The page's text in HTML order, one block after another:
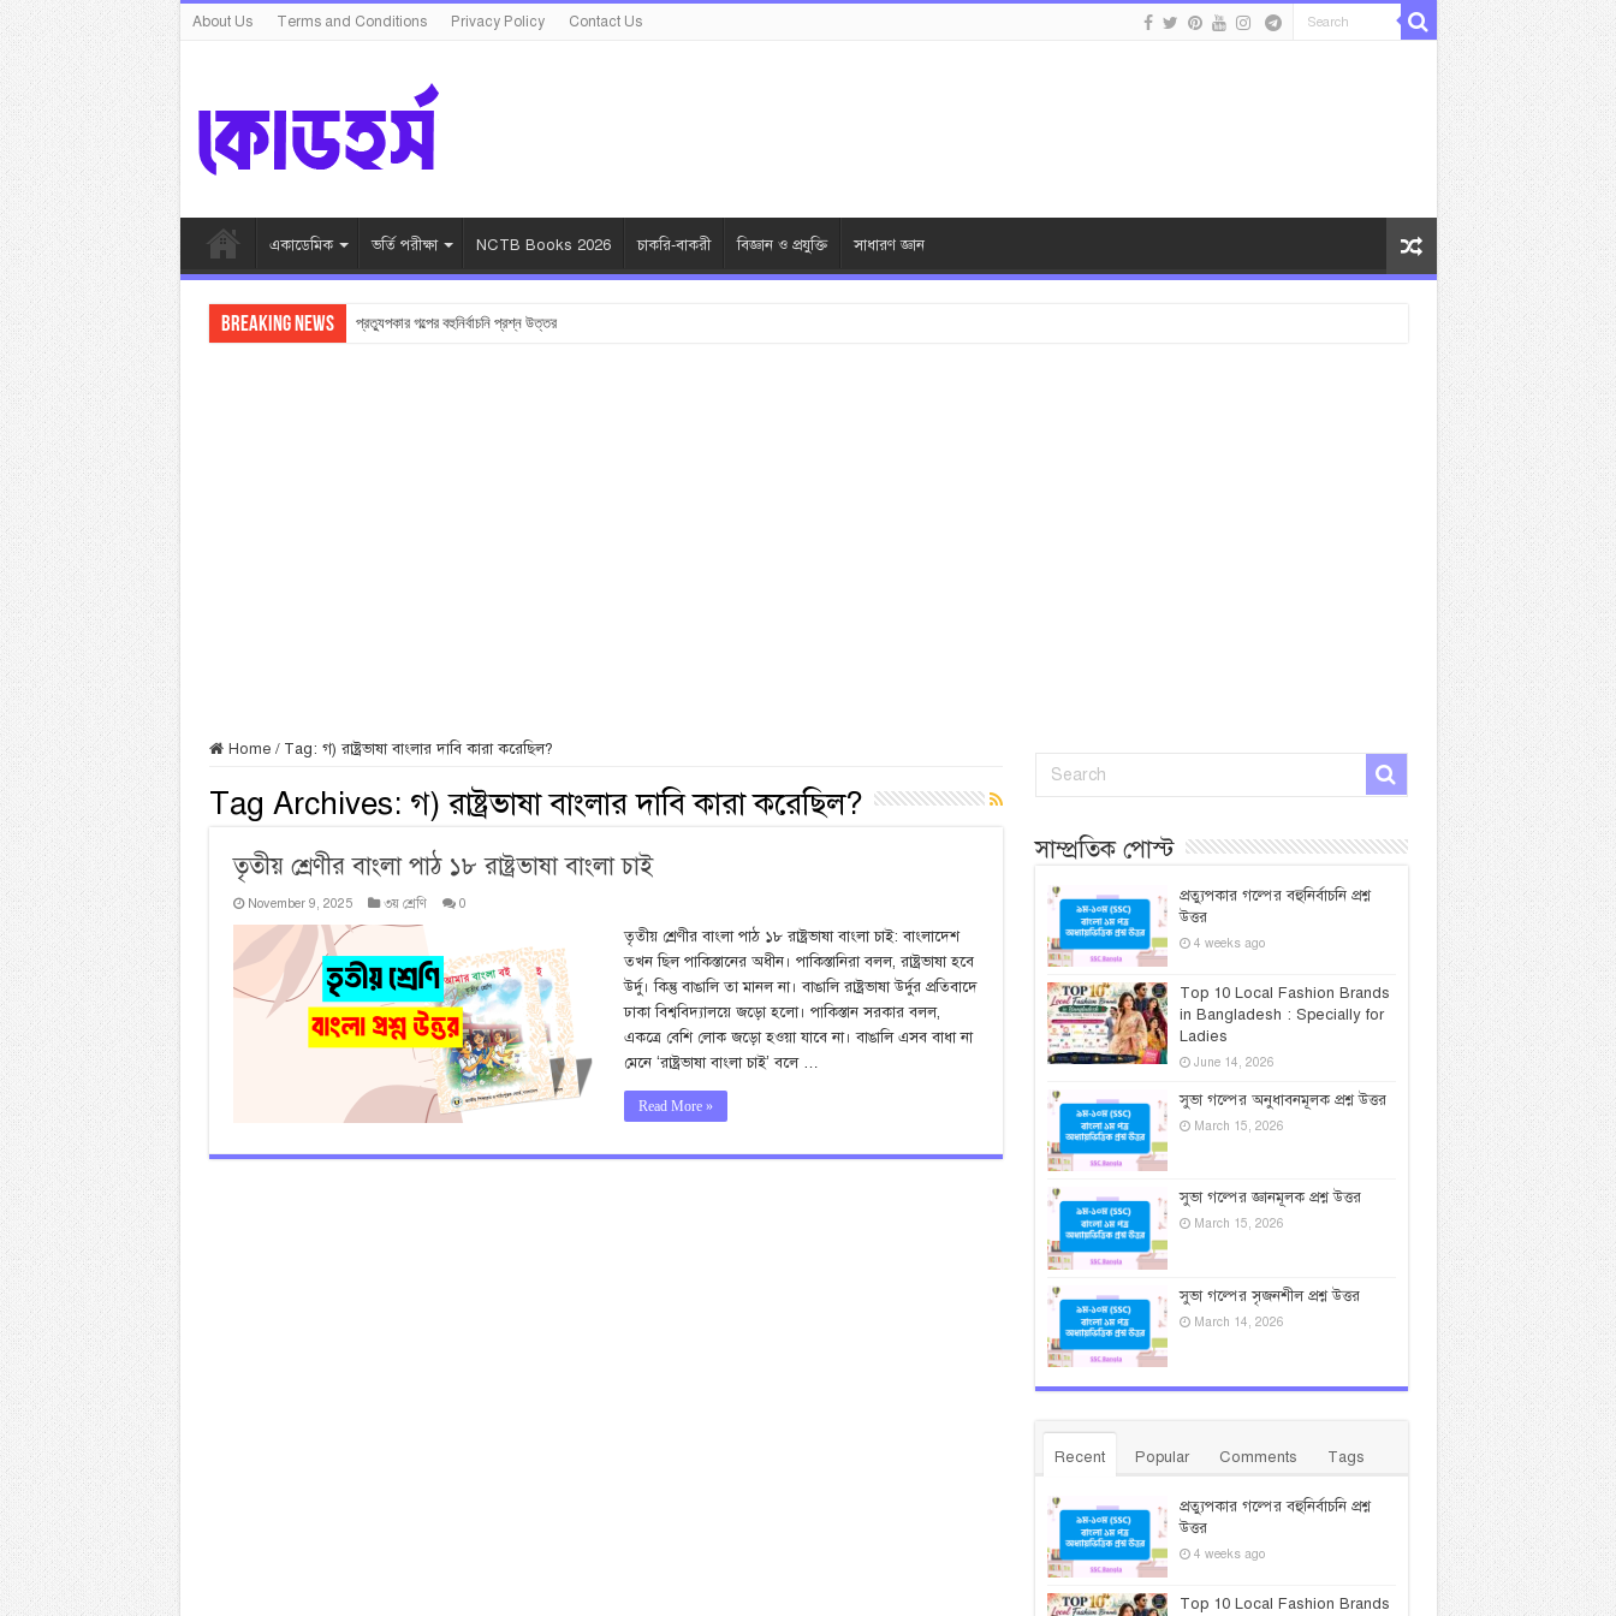
About Us Terms and Conditions Privacy Policy Contact Us
একাডেমিক ভর্তি পরীক্ষা NCTB Books 2026 চাকরি-বাকরী বিজ্ঞান ও প্রযুক্তি সাধারণ জ্ঞান
Breaking News প্রত্যুপকার গল্পের বহুনির্বাচনি প্রশ্ন উত্তর
Home / Tag: গ) রাষ্ট্রভাষা বাংলার দাবি কারা করেছিল?
Tag Archives: গ) রাষ্ট্রভাষা বাংলার দাবি কারা করেছিল?
তৃতীয় শ্রেণীর বাংলা পাঠ ১৮ রাষ্ট্রভাষা বাংলা চাই
November 9, 2025 ৩য় শ্রেণি 0
তৃতীয় শ্রেণীর বাংলা পাঠ ১৮ রাষ্ট্রভাষা বাংলা চাই: বাংলাদেশ
তখন ছিল পাকিস্তানের অধীন। পাকিস্তানিরা বলল, রাষ্ট্রভাষা হবে
উর্দু। কিন্তু বাঙালি তা মানল না। বাঙালি রাষ্ট্রভাষা উর্দুর প্রতিবাদে
ঢাকা বিশ্ববিদ্যালয়ে জড়ো হলো। পাকিস্তান সরকার বলল,
একত্রে বেশি লোক জড়ো হওয়া যাবে না। বাঙালি এসব বাধা না
মেনে ‘রাষ্ট্রভাষা বাংলা চাই’ বলে …
Read More »
সাম্প্রতিক পোস্ট
প্রত্যুপকার গল্পের বহুনির্বাচনি প্রশ্ন
উত্তর
4 weeks ago
Top 10 Local Fashion Brands
in Bangladesh : Specially for
Ladies
June 14, 2026
সুভা গল্পের অনুধাবনমূলক প্রশ্ন উত্তর
March 15, 2026
সুভা গল্পের জ্ঞানমূলক প্রশ্ন উত্তর
March 15, 2026
সুভা গল্পের সৃজনশীল প্রশ্ন উত্তর
March 14, 2026
Recent Popular Comments Tags
প্রত্যুপকার গল্পের বহুনির্বাচনি প্রশ্ন
উত্তর
4 weeks ago
Top 10 Local Fashion Brands